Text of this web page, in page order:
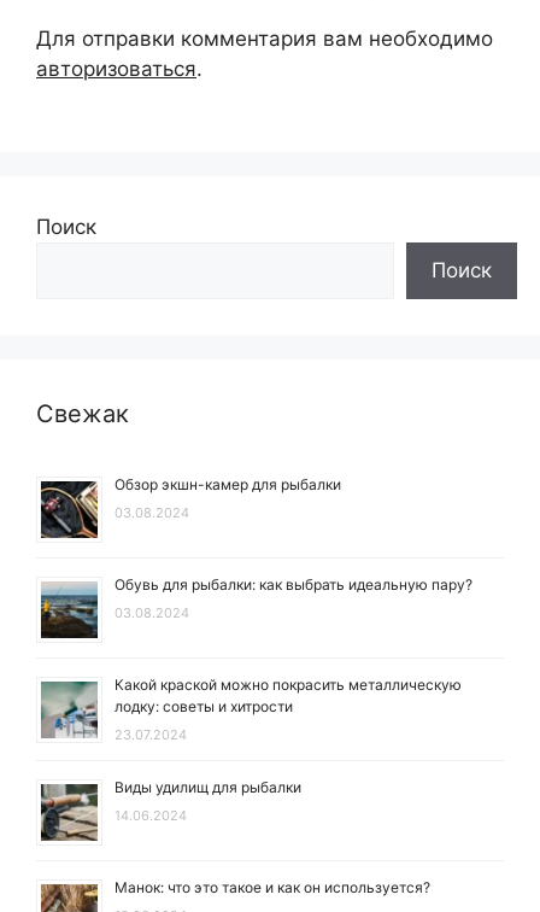
Для отправки комментария вам необходимо
авторизоваться.
Поиск
Поиск
Свежак
Обзор экшн-камер для рыбалки
03.08.2024
Обувь для рыбалки: как выбрать идеальную пару?
03.08.2024
Какой краской можно покрасить металлическую
лодку: советы и хитрости
23.07.2024
Виды удилищ для рыбалки
14.06.2024
Манок: что это такое и как он используется?